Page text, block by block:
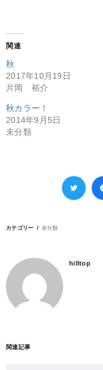
関連
秋
2017年10月19日
片岡 裕介
秋カラー！
2014年9月5日
未分類
カテゴリー 未分類
hilltop
関連記事